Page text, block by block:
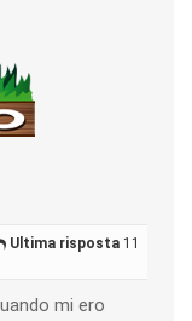
Ultima risposta 11
mi ero